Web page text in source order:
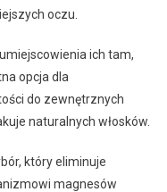
oczu.
ich tam,
opcja dla
do zewnętrznych
naturalnych włosków.
który eliminuje
magnesów